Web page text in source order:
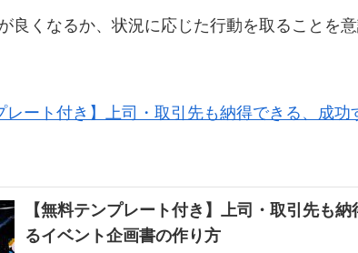
良くなるか、状況に応じた行動を取ることを
レート付き】上司・取引先も納得できる、成
【無料テンプレート付き】上司・取引先も
るイベント企画書の作り方